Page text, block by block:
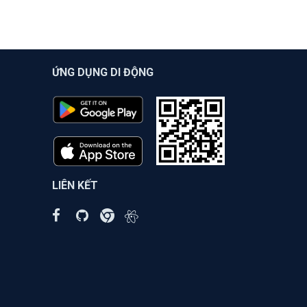
ỨNG DỤNG DI ĐỘNG
LIÊN KẾT